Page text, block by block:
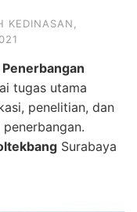
KEDINASAN
tugas utama
penelitian, dan
Surabaya